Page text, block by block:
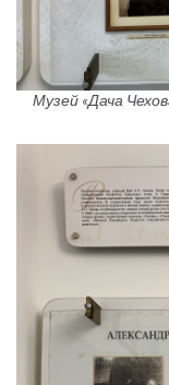
Музей «Дача